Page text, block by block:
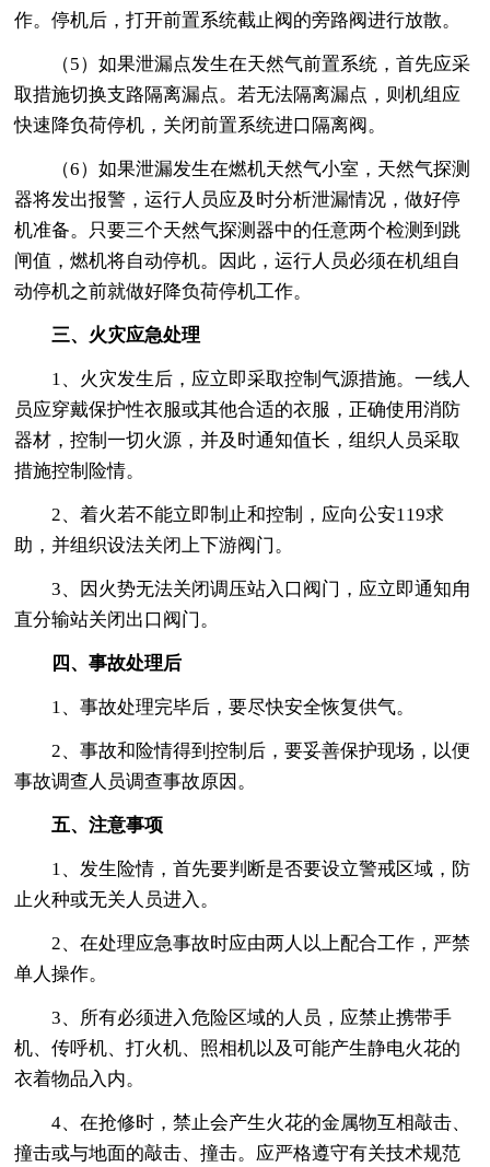
作。停机后，打开前置系统截止阀的旁路阀进行放散。
（5）如果泄漏点发生在天然气前置系统，首先应采
取措施切换支路隔离漏点。若无法隔离漏点，则机组应
快速降负荷停机，关闭前置系统进口隔离阀。
（6）如果泄漏发生在燃机天然气小室，天然气探测
器将发出报警，运行人员应及时分析泄漏情况，做好停
机准备。只要三个天然气探测器中的任意两个检测到跳
闸值，燃机将自动停机。因此，运行人员必须在机组自
动停机之前就做好降负荷停机工作。
三、火灾应急处理
1、火灾发生后，应立即采取控制气源措施。一线人
员应穿戴保护性衣服或其他合适的衣服，正确使用消防
器材，控制一切火源，并及时通知值长，组织人员采取
措施控制险情。
2、着火若不能立即制止和控制，应向公安119求
助，并组织设法关闭上下游阀门。
3、因火势无法关闭调压站入口阀门，应立即通知甪
直分输站关闭出口阀门。
四、事故处理后
1、事故处理完毕后，要尽快安全恢复供气。
2、事故和险情得到控制后，要妥善保护现场，以便
事故调查人员调查事故原因。
五、注意事项
1、发生险情，首先要判断是否要设立警戒区域，防
止火种或无关人员进入。
2、在处理应急事故时应由两人以上配合工作，严禁
单人操作。
3、所有必须进入危险区域的人员，应禁止携带手
机、传呼机、打火机、照相机以及可能产生静电火花的
衣着物品入内。
4、在抢修时，禁止会产生火花的金属物互相敲击、
撞击或与地面的敲击、撞击。应严格遵守有关技术规范